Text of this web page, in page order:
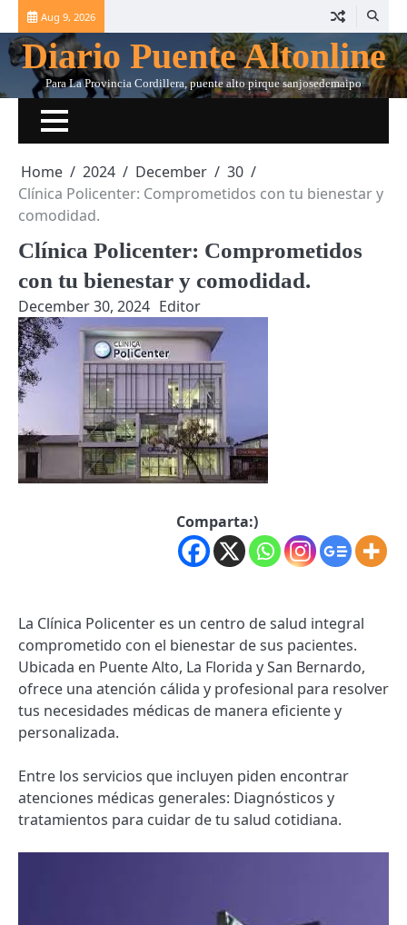
Skip
to
content
Aug 9, 2026
Diario Puente Altonline
Para La Provincia Cordillera, puente alto pirque sanjosedemaipo
Home 2024 December
30
Clínica Policenter: Comprometidos con tu bienestar y
comodidad.
Clínica Policenter: Comprometidos
con tu bienestar y comodidad.
December 30, 2024 Editor
Comparta:)
La Clínica Policenter es un centro de salud integral
comprometido con el bienestar de sus pacientes.
Ubicada en Puente Alto, La Florida y San Bernardo,
ofrece una atención cálida y profesional para resolver
tus necesidades médicas de manera eficiente y
personalizada.
Entre los servicios que incluyen piden encontrar
atenciones médicas generales: Diagnósticos y
tratamientos para cuidar de tu salud cotidiana.